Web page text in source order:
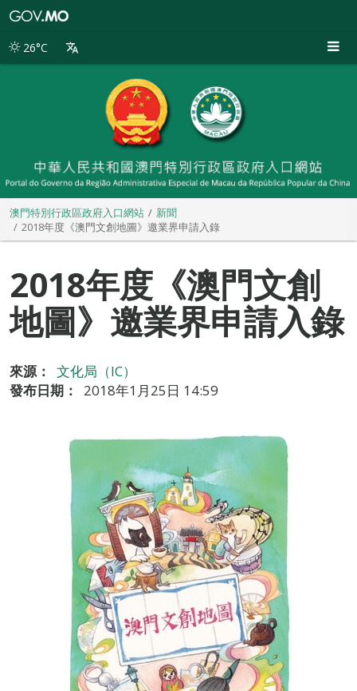
別
26°C
澳門特別行政區政府入口網站
新聞
2018年度《澳門文創地圖》邀業界申請入錄
2018年度《澳門文創
地圖》邀業界申請入錄
來源：
文化局（IC）
發布日期：
2018年1月25日 14:59